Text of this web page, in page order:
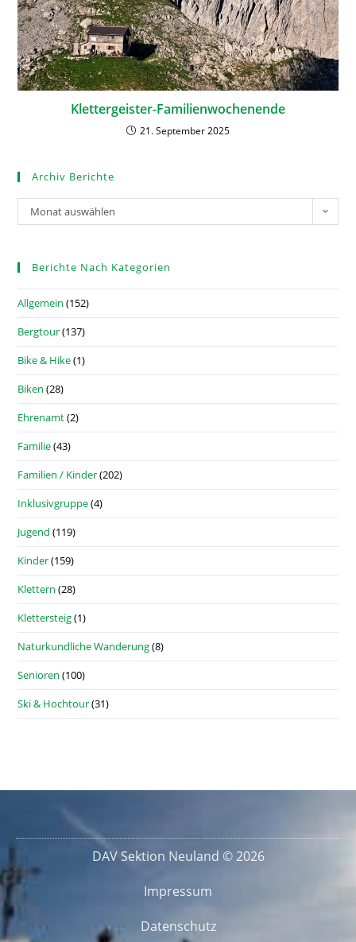
Klettergeister-Familienwochenende
21. September 2025
Archiv Berichte
Monat auswählen
Berichte Nach Kategorien
Allgemein (152)
Bergtour(137)
Bike & Hike(1)
Biken (28)
Ehrenamt(2)
Familie(43)
Familien / Kinder(202)
Inklusivgruppe(4)
Jugend (119)
Kinder(159)
Klettern (28)
Klettersteig(1)
Naturkundliche Wanderung(8)
Senioren (100)
Ski & Hochtour(31)
DAV Sektion Neuland © 2026
Impressum
Datenschutz